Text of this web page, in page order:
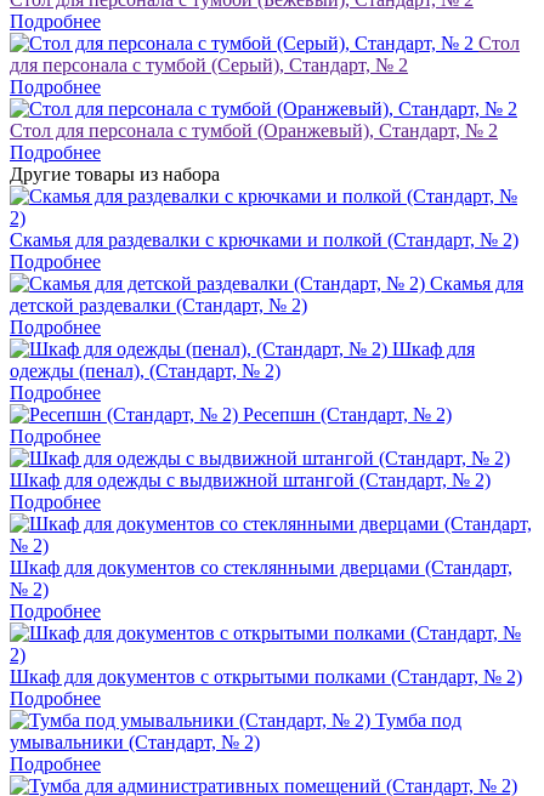
Подробнее
Стол
для персонала с тумбой (Серый), Стандарт, № 2
Подробнее
Стол для персонала с тумбой (Оранжевый), Стандарт, № 2
Подробнее
Другие товары из набора
Скамья для раздевалки с крючками и полкой (Стандарт, № 2)
Подробнее
Скамья для
детской раздевалки (Стандарт, № 2)
Подробнее
Шкаф для
одежды (пенал), (Стандарт, № 2)
Подробнее
Ресепшн (Стандарт, № 2)
Подробнее
Шкаф для одежды с выдвижной штангой (Стандарт, № 2)
Подробнее
Шкаф для документов со стеклянными дверцами (Стандарт,
№ 2)
Подробнее
Шкаф для документов с открытыми полками (Стандарт, № 2)
Подробнее
Тумба под
умывальники (Стандарт, № 2)
Подробнее